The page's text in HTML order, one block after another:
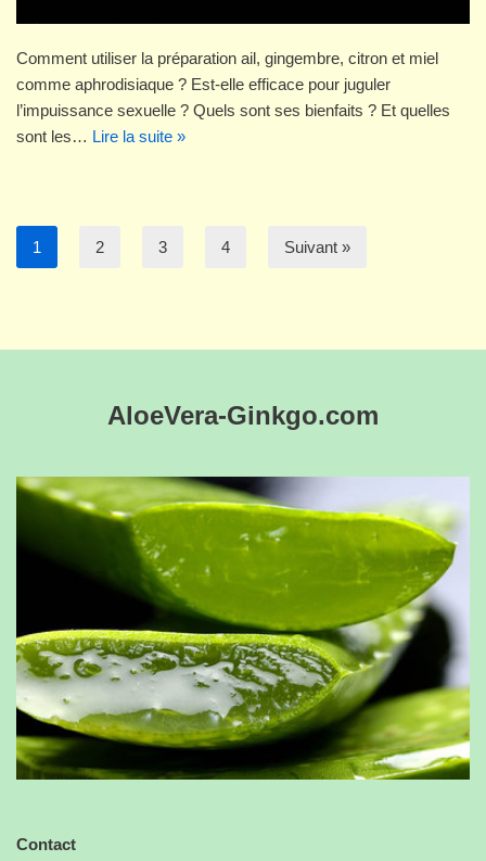
Comment utiliser la préparation ail, gingembre, citron et miel
comme aphrodisiaque ? Est-elle efficace pour juguler
l’impuissance sexuelle ? Quels sont ses bienfaits ? Et quelles
sont les… Lire la suite »
1 2 3 4 Suivant »
AloeVera-Ginkgo.com
Contact